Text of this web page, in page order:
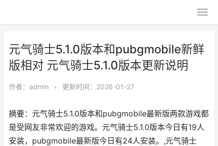
元气骑士5.1.0版本和pubgmobile新鲜
版相对 元气骑士5.1.0版本更新说明
作者： admin • 更新时间：2026-01-27
摘要：元气骑士5.1.0版本和pubgmobile最新版两款游戏都
是受网友非常欢迎的游戏。元气骑士5.1.0版本今日有19人
安装，pubgmobile最新版今日有24人安装。,元气骑士